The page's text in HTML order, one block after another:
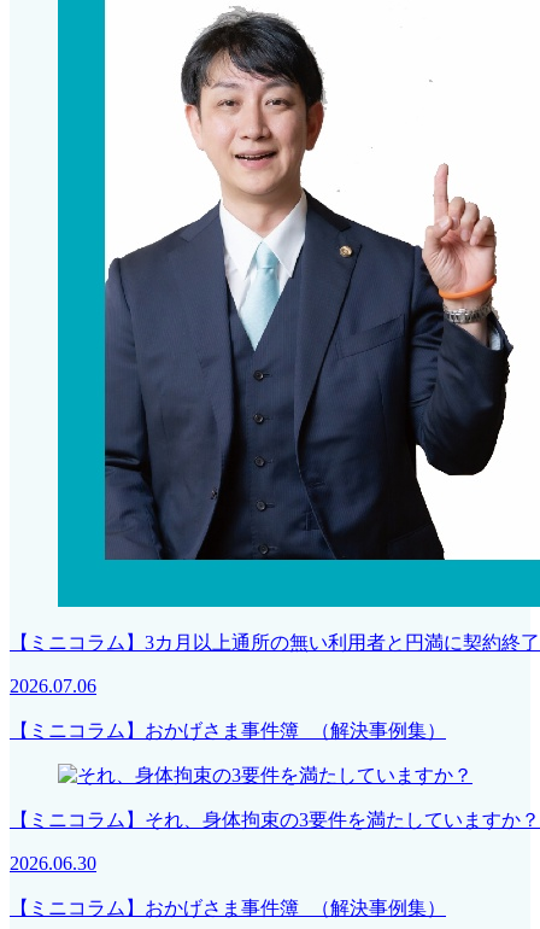
【ミニコラム】3カ月以上通所の無い利用者と円満に契約終
2026.07.06
【ミニコラム】おかげさま事件簿 （解決事例集）
【ミニコラム】それ、身体拘束の3要件を満たしていますか？
2026.06.30
【ミニコラム】おかげさま事件簿 （解決事例集）